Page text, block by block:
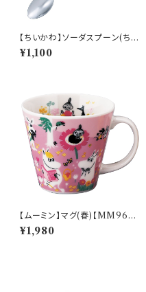
【ちいかわ】ソーダスプーン(ちい
かわ)【CKW40】CKW41-850
¥1,100
【ムーミン】マグ(春)【MM960
0】MM9601-11
¥1,980